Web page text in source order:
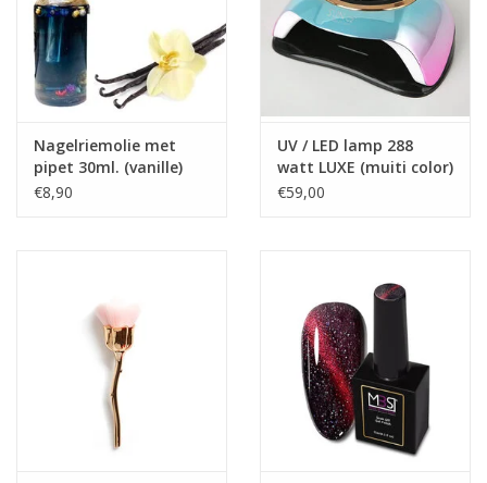
-Dun aan te brengen
-Ook geschikt voor over Acryl, Biab, Polyacryl en Gel
Specificatie:
TPO vrij
Inhoud: 15ml.
Contact met ogen voorzichtig afspoelen met water. Bij contact
met ogen voorzichtig afspoelen met water. Vermijd contact met
de ogen. Niet inslikken. Bewaar producten niet in de zon. Sluit
producten na elk gebruik zorgvuldig af.
Prijzen zijn incl. BTW
Nagelriemolie met
pipet 30ml. (vanille)
€8,90
UV / LED lamp 288
watt LUXE (muiti color)
€59,00